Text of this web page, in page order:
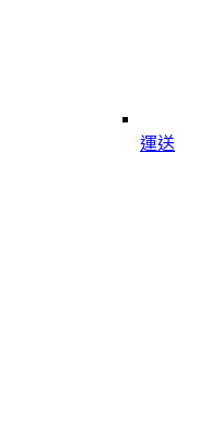
運送